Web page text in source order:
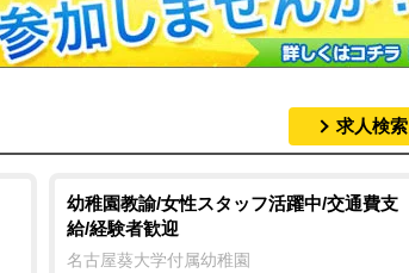
求人検索
幼稚園教諭/女性スタッフ活躍中/交通費支
給/経験者歓迎
名古屋葵大学付属幼稚園